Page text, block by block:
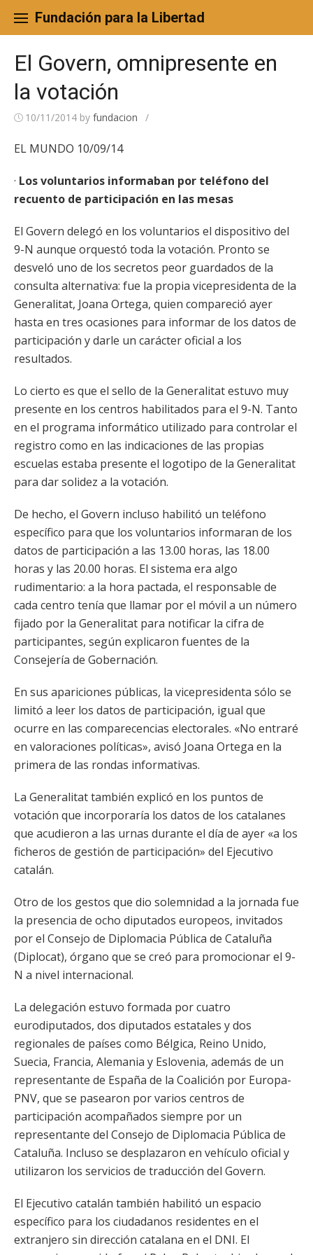
content
Fundación para la Libertad
El Govern, omnipresente en
la votación
10/11/2014 by fundacion /
EL MUNDO 10/09/14
· Los voluntarios informaban por teléfono del
recuento de participación en las mesas
El Govern delegó en los voluntarios el dispositivo del
9-N aunque orquestó toda la votación. Pronto se
desveló uno de los secretos peor guardados de la
consulta alternativa: fue la propia vicepresidenta de la
Generalitat, Joana Ortega, quien compareció ayer
hasta en tres ocasiones para informar de los datos de
participación y darle un carácter oficial a los
resultados.
Lo cierto es que el sello de la Generalitat estuvo muy
presente en los centros habilitados para el 9-N. Tanto
en el programa informático utilizado para controlar el
registro como en las indicaciones de las propias
escuelas estaba presente el logotipo de la Generalitat
para dar solidez a la votación.
De hecho, el Govern incluso habilitó un teléfono
específico para que los voluntarios informaran de los
datos de participación a las 13.00 horas, las 18.00
horas y las 20.00 horas. El sistema era algo
rudimentario: a la hora pactada, el responsable de
cada centro tenía que llamar por el móvil a un número
fijado por la Generalitat para notificar la cifra de
participantes, según explicaron fuentes de la
Consejería de Gobernación.
En sus apariciones públicas, la vicepresidenta sólo se
limitó a leer los datos de participación, igual que
ocurre en las comparecencias electorales. «No entraré
en valoraciones políticas», avisó Joana Ortega en la
primera de las rondas informativas.
La Generalitat también explicó en los puntos de
votación que incorporaría los datos de los catalanes
que acudieron a las urnas durante el día de ayer «a los
ficheros de gestión de participación» del Ejecutivo
catalán.
Otro de los gestos que dio solemnidad a la jornada fue
la presencia de ocho diputados europeos, invitados
por el Consejo de Diplomacia Pública de Cataluña
(Diplocat), órgano que se creó para promocionar el 9-
N a nivel internacional.
La delegación estuvo formada por cuatro
eurodiputados, dos diputados estatales y dos
regionales de países como Bélgica, Reino Unido,
Suecia, Francia, Alemania y Eslovenia, además de un
representante de España de la Coalición por Europa-
PNV, que se pasearon por varios centros de
participación acompañados siempre por un
representante del Consejo de Diplomacia Pública de
Cataluña. Incluso se desplazaron en vehículo oficial y
utilizaron los servicios de traducción del Govern.
El Ejecutivo catalán también habilitó un espacio
específico para los ciudadanos residentes en el
extranjero sin dirección catalana en el DNI. El